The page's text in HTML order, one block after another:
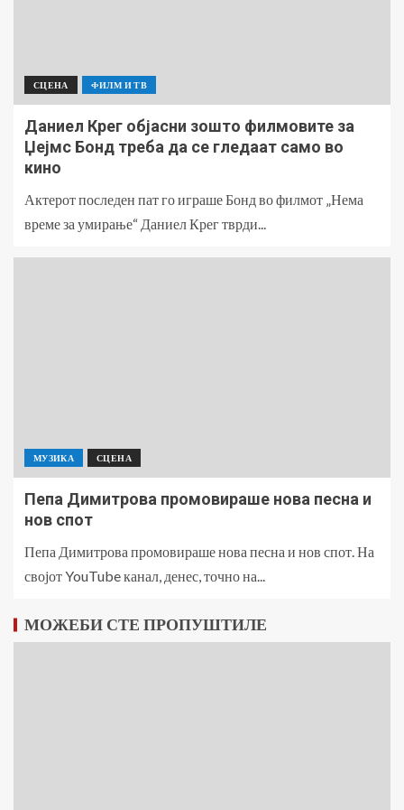
СЦЕНА ФИЛМ И ТВ
Даниел Крег објасни зошто филмовите за
Џејмс Бонд треба да се гледаат само во
кино
Актерот последен пат го играше Бонд во филмот „Нема
време за умирање“ Даниел Крег тврди...
МУЗИКА СЦЕНА
Пепа Димитрова промовираше нова песна и
нов спот
Пепа Димитрова промовираше нова песна и нов спот. На
својот YouTube канал, денес, точно на...
МОЖЕБИ СТЕ ПРОПУШТИЛЕ